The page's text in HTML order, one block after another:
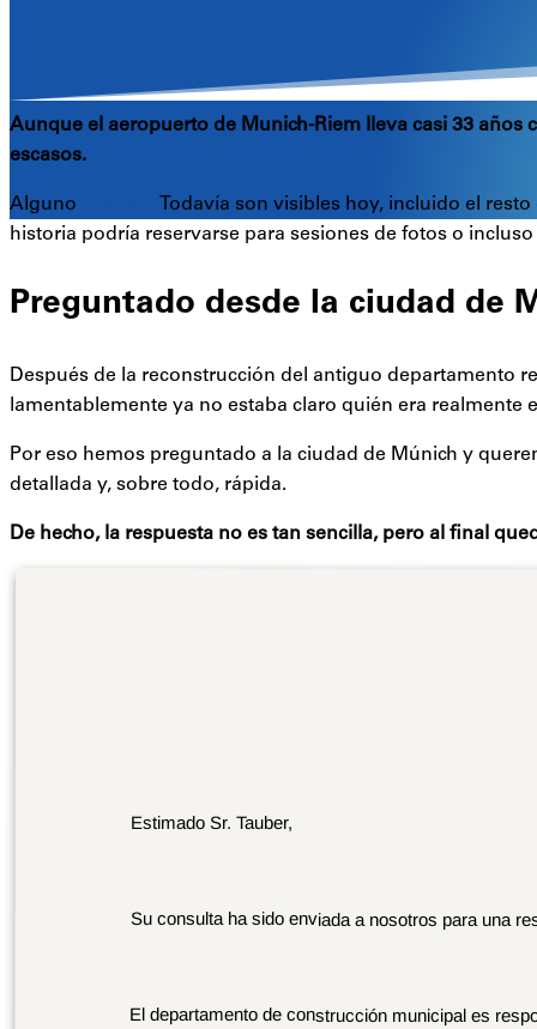
Aunque el aeropuerto de Munich-Riem lleva casi 33
escasos.
Alguno
Todavía son visibles hoy, incluido el
historia podría reservarse para sesiones de fotos o
Preguntado desde la ciudad de
Después de la reconstrucción del antiguo departamento
lamentablemente ya no estaba claro quién era realmente
Por eso hemos preguntado a la ciudad de Múnich y
detallada y, sobre todo, rápida.
De hecho, la respuesta no es tan sencilla, pero al final
Estimado Sr. Tauber,
Su consulta ha sido enviada a nosotros para una
El departamento de construcción municipal es